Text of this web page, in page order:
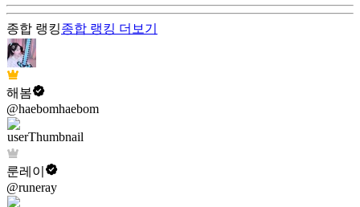
종합 랭킹종합 랭킹 더보기
해봄
@haebomhaebom
룬레이
@runeray